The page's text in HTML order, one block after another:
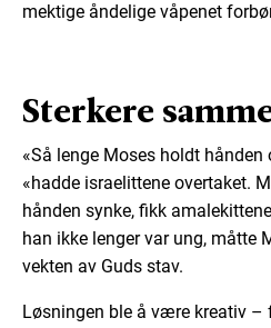
mektige åndelige våpenet
Sterkere
«Så lenge Moses holdt hånden
«hadde israelittene overtaket.
hånden synke, fikk
han ikke lenger var ung, måtte
vekten av Guds stav.
Løsningen ble å være kreativ –